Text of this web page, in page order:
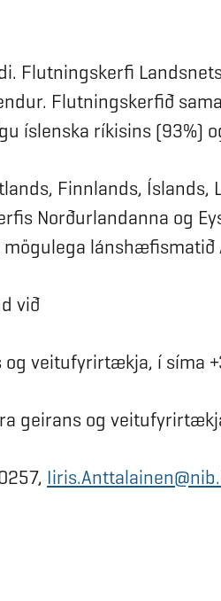
Flutningskerfi
Flutningskerfið
íslenska ríkisins (93%)
Finnlands,
Norðurlandanna og
lánshæfismatið
við
veitufyrirtækja, í síma
geirans og